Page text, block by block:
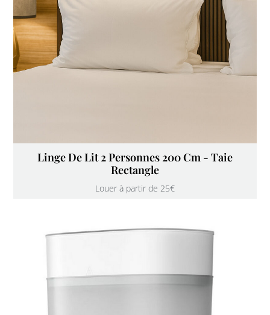
Linge De Lit 2 Personnes 200 Cm - Taie
Rectangle
Louer à partir de 25€